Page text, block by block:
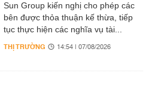
Sun Group kiến nghị cho phép các
bên được thỏa thuận kế thừa, tiếp
tục thực hiện các nghĩa vụ tài...
THỊ TRƯỜNG 14:54 | 07/08/2026